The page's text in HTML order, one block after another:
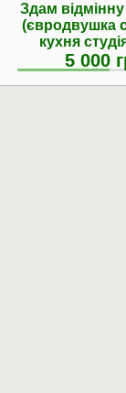
Здам
(євродвушка
кухня
5 000